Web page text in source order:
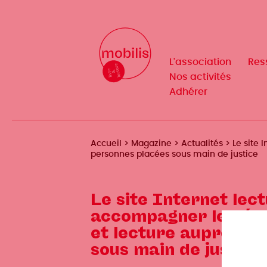
Navigation
principale
L'association
Nos activités
Adhérer
Navigation
principale
L'association
Nos activités
Adhérer
Fil
Accueil Magazine Actualités
Le site
personnes placées sous main de justice
Le site Internet
accompagner le
et lecture auprès
sous main de justice